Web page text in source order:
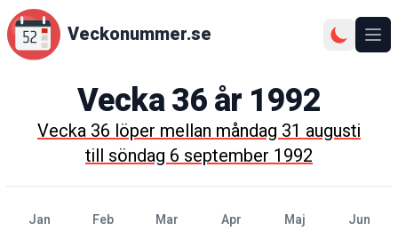
Veckonummer.se
Vecka36år 1992
Vecka36löper mellanmåndag 31 augusti
tillsöndag 6 september 1992
jan feb mar apr maj
jun